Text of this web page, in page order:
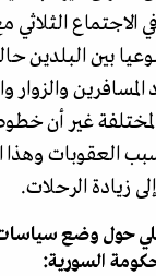
الاجتماع الثلاثي
أسبوعيا بين
والزوار
غير أن
العقوبات
زيادة الرحلات.
حول وضع
السورية: